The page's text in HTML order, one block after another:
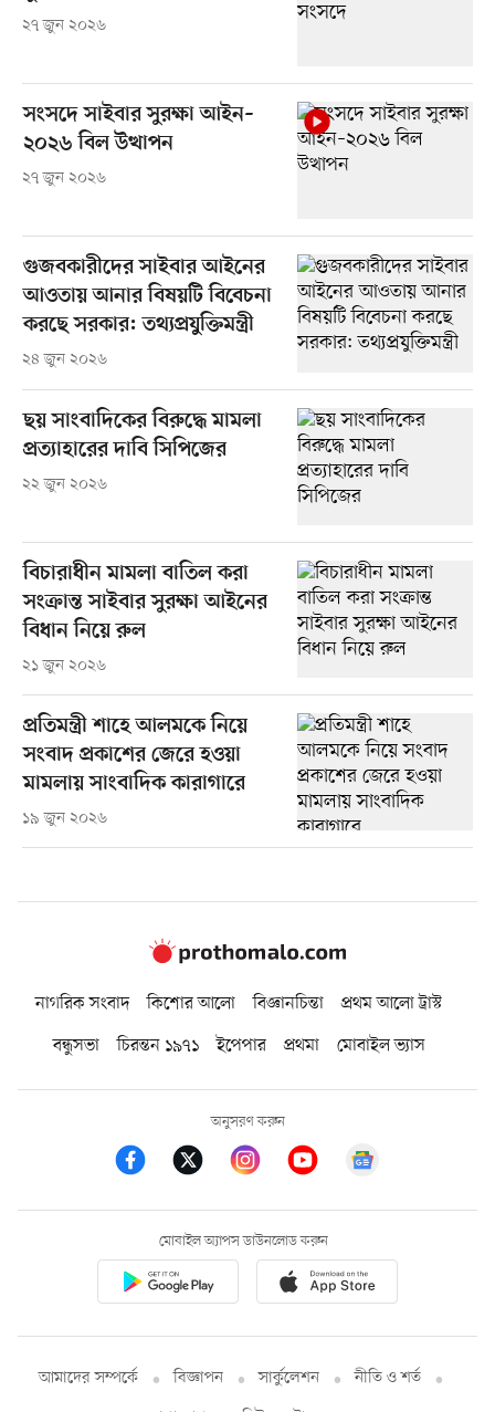
২৭ জুন ২০২৬
সংসদে সাইবার সুরক্ষা আইন–
২০২৬ বিল উত্থাপন
২৭ জুন ২০২৬
গুজবকারীদের সাইবার আইনের
আওতায় আনার বিষয়টি বিবেচনা
করছে সরকার: তথ্যপ্রযুক্তিমন্ত্রী
২৪ জুন ২০২৬
ছয় সাংবাদিকের বিরুদ্ধে মামলা
প্রত্যাহারের দাবি সিপিজের
২২ জুন ২০২৬
বিচারাধীন মামলা বাতিল করা
সংক্রান্ত সাইবার সুরক্ষা আইনের
বিধান নিয়ে রুল
২১ জুন ২০২৬
প্রতিমন্ত্রী শাহে আলমকে নিয়ে
সংবাদ প্রকাশের জেরে হওয়া
মামলায় সাংবাদিক কারাগারে
১৯ জুন ২০২৬
নাগরিক সংবাদ কিশোর আলো বিজ্ঞানচিন্তা
প্রথম আলো ট্রাস্ট
বন্ধুসভা
চিরন্তন ১৯৭১ ইপেপার প্রথমা মোবাইল ভ্যাস
অনুসরণ করুন
মোবাইল অ্যাপস ডাউনলোড করুন
আমাদের সম্পর্কে বিজ্ঞাপন সার্কুলেশন
নীতি ও শর্ত